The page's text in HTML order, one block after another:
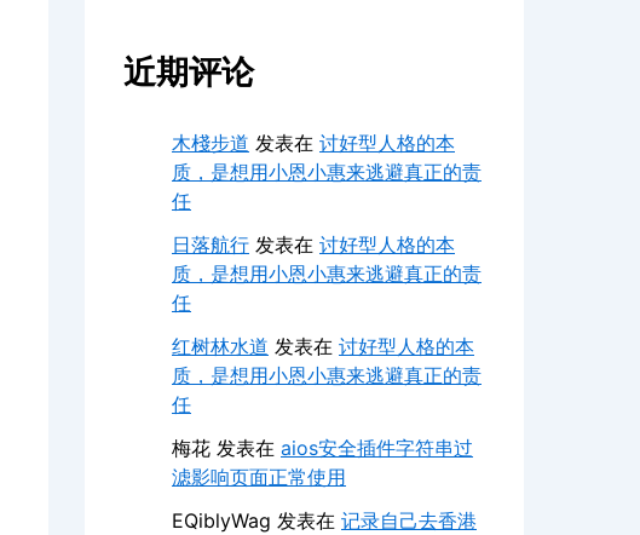
近期评论
木棧步道 发表在 讨好型人格的本
质，是想用小恩小惠来逃避真正的责
任
日落航行 发表在 讨好型人格的本
质，是想用小恩小惠来逃避真正的责
任
红树林水道 发表在 讨好型人格的本
质，是想用小恩小惠来逃避真正的责
任
梅花 发表在 aios安全插件字符串过
滤影响页面正常使用
EQiblyWag 发表在 记录自己去香港